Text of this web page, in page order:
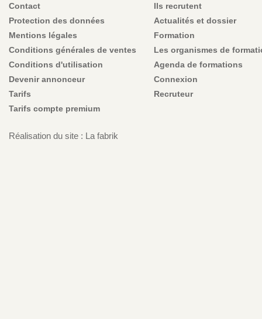
Contact
Protection des données
Mentions légales
Conditions générales de ventes
Conditions d'utilisation
Devenir annonceur
Tarifs
Tarifs compte premium
Ils recrutent
Actualités et dossier
Formation
Les organismes de
Agenda de formations
Connexion
Recruteur
Réalisation du site : La fabrik